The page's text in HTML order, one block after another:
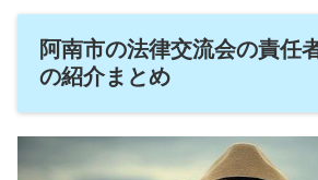
阿南市の法律交流会の責任
の紹介まとめ